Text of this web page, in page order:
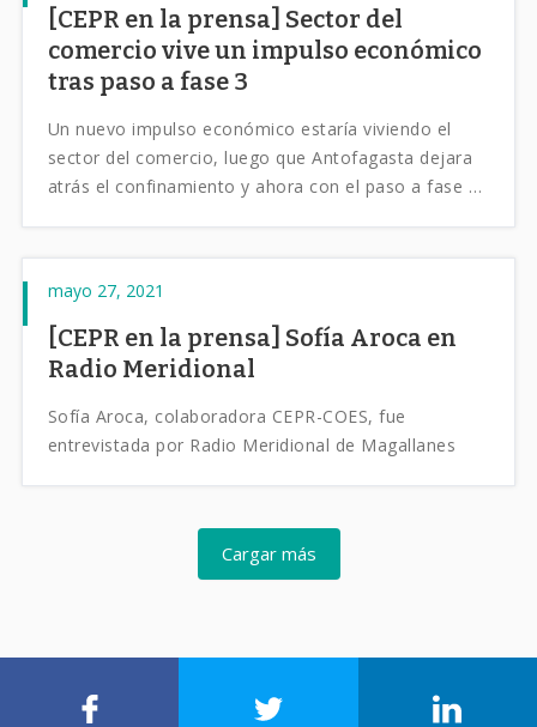
[CEPR en la prensa] Sector del
comercio vive un impulso económico
tras paso a fase 3
Un nuevo impulso económico estaría viviendo el
sector del comercio, luego que Antofagasta dejara
atrás el confinamiento y ahora con el paso a fase de
región que han podido retornar a su fuente de
trabajo gracias al subsidio del empleo.
mayo 27, 2021
[CEPR en la prensa] Sofía Aroca en
Radio Meridional
Sofía Aroca, colaboradora CEPR-COES, fue
entrevistada por Radio Meridional de Magallanes
Cargar más